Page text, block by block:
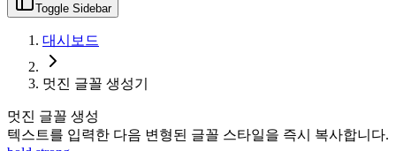
Toggle Sidebar
대시보드
멋진 글꼴 생성기
멋진 글꼴 생성
텍스트를 입력한 다음 변형된 글꼴 스타일을 즉시 복사합니다.